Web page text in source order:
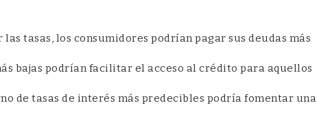
tasas, los consumidores podrían pagar sus deudas más
bajas podrían facilitar el acceso al crédito para aquellos
de tasas de interés más predecibles podría fomentar una